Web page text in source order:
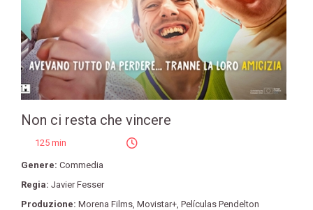
Non ci resta che vincere
125 min
Genere: Commedia
Regia: Javier Fesser
Produzione: Morena Films, Movistar+, Películas Pendelton